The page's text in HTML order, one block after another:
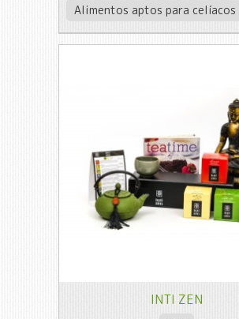
Alimentos aptos para celíacos
INTI ZEN